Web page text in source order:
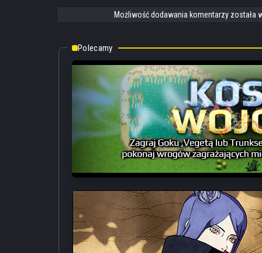
Na Wasze prace czekamy do końca12 majapod adresem
prosimy o wpisanie "Konkurs: Wymowne zwycięstwo!". Za
Możliwość dodawania komentarzy została
Polecamy